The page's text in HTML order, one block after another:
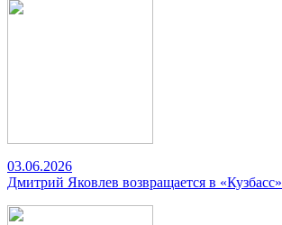
03.06.2026
Дмитрий Яковлев возвращается в «Кузбасс»